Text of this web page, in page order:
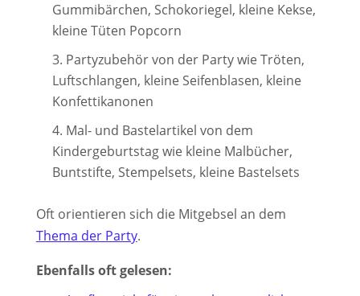
Gummibärchen, Schokoriegel, kleine Kekse,
kleine Tüten Popcorn
Partyzubehör von der Party wie Tröten,
Luftschlangen, kleine Seifenblasen, kleine
Konfettikanonen
Mal- und Bastelartikel von dem
Kindergeburtstag wie kleine Malbücher,
Buntstifte, Stempelsets, kleine Bastelsets
Oft orientieren sich die Mitgebsel an dem
Thema der Party.
Ebenfalls oft gelesen: